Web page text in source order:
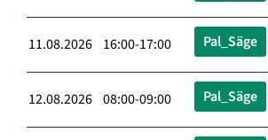
11.08.2026 16:00-17:00 Pal_Säge
12.08.2026 08:00-09:00 Pal_Säge